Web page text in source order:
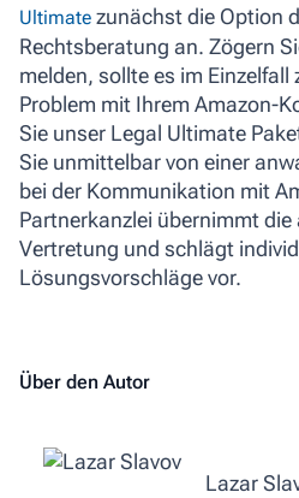
Ultimate zunächst die Option
Rechtsberatung an. Zögern
melden, sollte es im Einzelfall
Problem mit Ihrem Amazon-
Sie unser Legal Ultimate
Sie unmittelbar von einer
bei der Kommunikation mit
Partnerkanzlei übernimmt
Vertretung und schlägt
Lösungsvorschläge vor.
Über den Autor
Lazar